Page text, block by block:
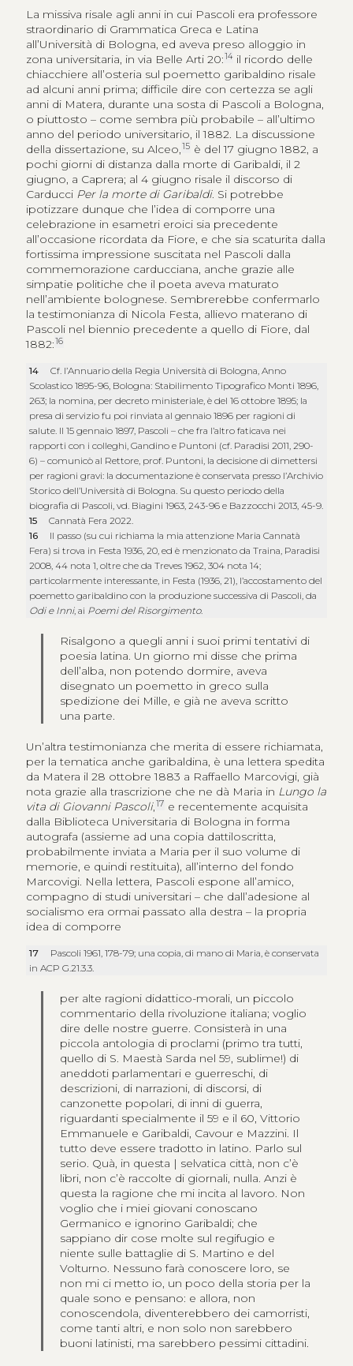
La missiva risale agli anni in cui Pascoli era professore
straordinario di Grammatica Greca e Latina
all’Università di Bologna, ed aveva preso alloggio in
zona universitaria, in via Belle Arti 20:14il ricordo delle
chiacchiere all’osteria sul poemetto garibaldino risale
ad alcuni anni prima; difficile dire con certezza se agli
anni di Matera, durante una sosta di Pascoli a Bologna,
o piuttosto – come sembra più probabile – all’ultimo
anno del periodo universitario, il 1882. La discussione
della dissertazione, su Alceo,15 è del 17 giugno 1882, a
pochi giorni di distanza dalla morte di Garibaldi, il 2
giugno, a Caprera; al 4 giugno risale il discorso di
Carducci Per la morte di Garibaldi. Si potrebbe
ipotizzare dunque che l’idea di comporre una
celebrazione in esametri eroici sia precedente
all’occasione ricordata da Fiore, e che sia scaturita dalla
fortissima impressione suscitata nel Pascoli dalla
commemorazione carducciana, anche grazie alle
simpatie politiche che il poeta aveva maturato
nell’ambiente bolognese. Sembrerebbe confermarlo
la testimonianza di Nicola Festa, allievo materano di
Pascoli nel biennio precedente a quello di Fiore, dal
1882:16
14
Cf. l’Annuario della Regia Università di Bologna, Anno
Scolastico 1895-96, Bologna: Stabilimento Tipografico Monti 1896,
263; la nomina, per decreto ministeriale, è del 16 ottobre 1895; la
presa di servizio fu poi rinviata al gennaio 1896 per ragioni di
salute. Il 15 gennaio 1897, Pascoli – che fra l’altro faticava nei
rapporti con i colleghi, Gandino e Puntoni (cf. Paradisi 2011, 290-
6) – comunicò al Rettore, prof. Puntoni, la decisione di dimettersi
per ragioni gravi: la documentazione è conservata presso l’Archivio
Storico dell’Università di Bologna. Su questo periodo della
biografia di Pascoli, vd. Biagini 1963, 243-96 e Bazzocchi 2013, 45-9.
15
Cannatà Fera 2022.
16
Il passo (su cui richiama la mia attenzione Maria Cannatà
Fera) si trova in Festa 1936, 20, ed è menzionato da Traina, Paradisi
2008, 44 nota 1, oltre che da Treves 1962, 304 nota 14;
particolarmente interessante, in Festa (1936, 21), l’accostamento del
poemetto garibaldino con la produzione successiva di Pascoli, da
Odi e Inni, ai Poemi del Risorgimento.
Risalgono a quegli anni i suoi primi tentativi di
poesia latina. Un giorno mi disse che prima
dell’alba, non potendo dormire, aveva
disegnato un poemetto in greco sulla
spedizione dei Mille, e già ne aveva scritto
una parte.
Un’altra testimonianza che merita di essere richiamata,
per la tematica anche garibaldina, è una lettera spedita
da Matera il 28 ottobre 1883 a Raffaello Marcovigi, già
nota grazie alla trascrizione che ne dà Maria in Lungo la
vita di Giovanni Pascoli,17 e recentemente acquisita
dalla Biblioteca Universitaria di Bologna in forma
autografa (assieme ad una copia dattiloscritta,
probabilmente inviata a Maria per il suo volume di
memorie, e quindi restituita), all’interno del fondo
Marcovigi. Nella lettera, Pascoli espone all’amico,
compagno di studi universitari – che dall’adesione al
socialismo era ormai passato alla destra – la propria
idea di comporre
17
Pascoli 1961, 178-79; una copia, di mano di Maria, è conservata
in ACP G.21.3.3.
per alte ragioni didattico-morali, un piccolo
commentario della rivoluzione italiana; voglio
dire delle nostre guerre. Consisterà in una
piccola antologia di proclami (primo tra tutti,
quello di S. Maestà Sarda nel 59, sublime!) di
aneddoti parlamentari e guerreschi, di
descrizioni, di narrazioni, di discorsi, di
canzonette popolari, di inni di guerra,
riguardanti specialmente il 59 e il 60, Vittorio
Emmanuele e Garibaldi, Cavour e Mazzini. Il
tutto deve essere tradotto in latino. Parlo sul
serio. Quà, in questa | selvatica città, non c’è
libri, non c’è raccolte di giornali, nulla. Anzi è
questa la ragione che mi incita al lavoro. Non
voglio che i miei giovani conoscano
Germanico e ignorino Garibaldi; che
sappiano dir cose molte sul regifugio e
niente sulle battaglie di S. Martino e del
Volturno. Nessuno farà conoscere loro, se
non mi ci metto io, un poco della storia per la
quale sono e pensano: e allora, non
conoscendola, diventerebbero dei camorristi,
come tanti altri, e non solo non sarebbero
buoni latinisti, ma sarebbero pessimi cittadini.